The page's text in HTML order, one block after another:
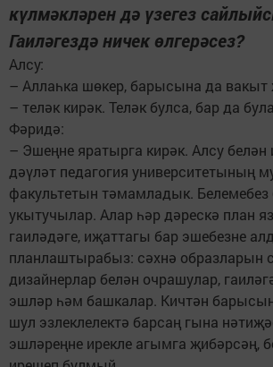
күлмәкләрен дә үзегез
Гаиләгездә ничек өлгерәсез?
Алсу:
– Аллаһка шөкер, барысына да
– теләк кирәк. Теләк булса, бар да
Фәридә:
– Эшеңне яратырга кирәк. Алсу белән
дәүләт педагогия университетының
факультетын тәмамладык. Белемебез
укытучылар. Алар һәр дәрескә план
гаиләдәге, иҗаттагы бар эшебезне
планлаштырабыз: сәхнә образларын
дизайнерлар белән очрашулар,
эшләр һәм башкалар. Кичтән
шул эзлеклелектә барсаң гына
эшләреңне ирекле агымга җибәрсәң,